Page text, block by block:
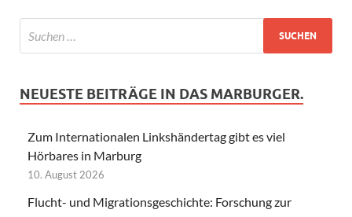
NEUESTE BEITRÄGE IN DAS MARBURGER.
Zum Internationalen Linkshändertag gibt es viel
Hörbares in Marburg
10. August 2026
Flucht- und Migrationsgeschichte: Forschung zur